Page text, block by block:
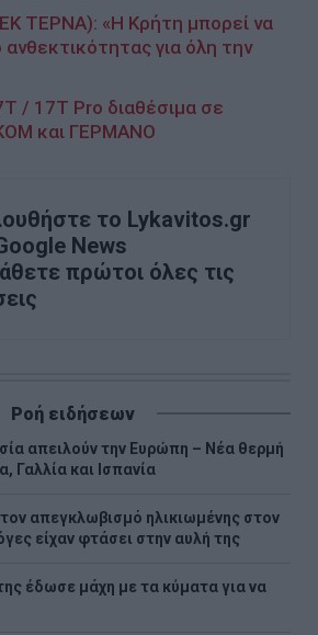
ΤΕΡΝΑ): «Η Κρήτη μπορεί να
ανθεκτικότητας για όλη την
/ 17T Pro διαθέσιμα σε
και ΓΕΡΜΑΝΟ
το Lykavitos.gr
News
πρώτοι όλες τις
Ροή ειδήσεων
απειλούν την Ευρώπη – Νέα θερμή
Γαλλία και Ισπανία
απεγκλωβισμό ηλικιωμένης στον
είχαν φτάσει στην αυλή της
έδωσε μάχη με τα κύματα για να